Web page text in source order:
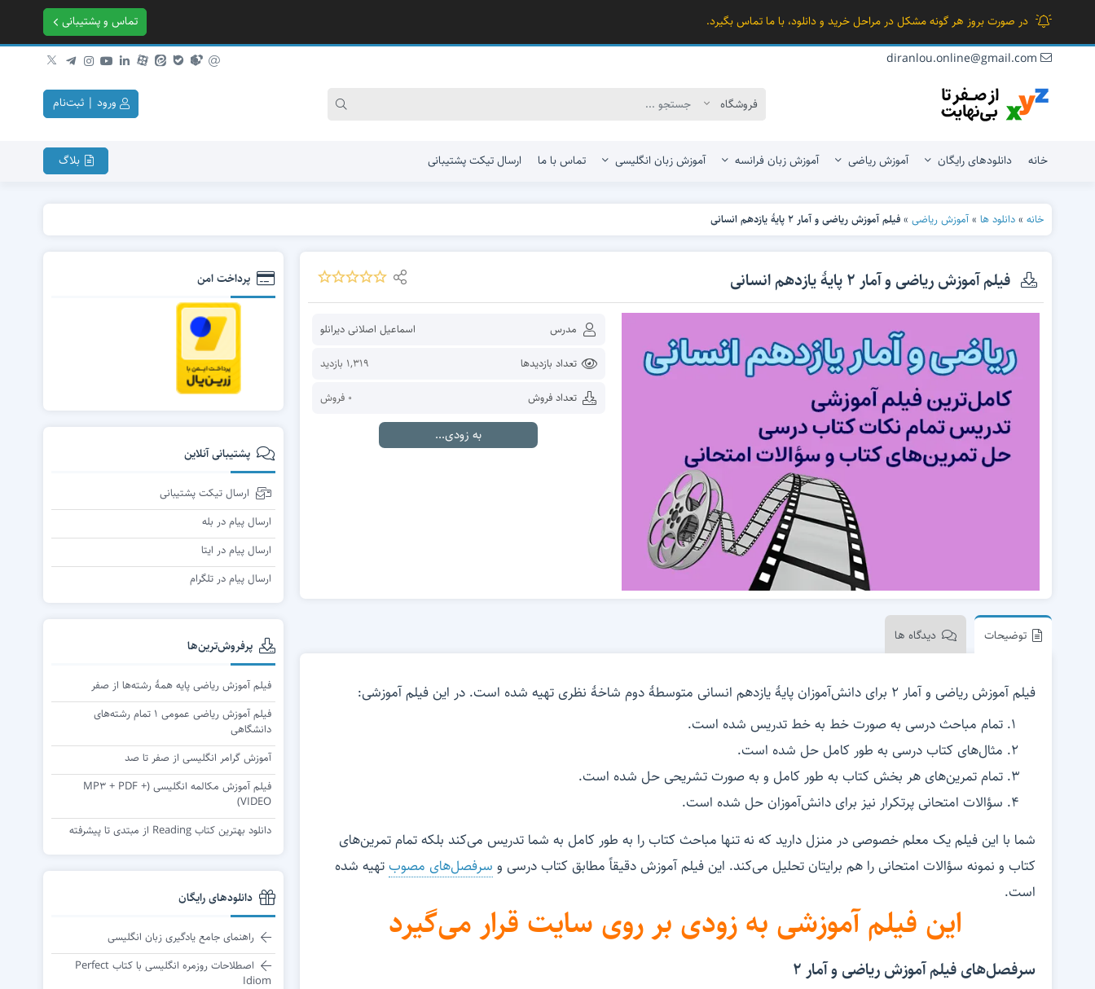
در صورت بروز هر گونه مشکل در مراحل خرید و دانلود، با ما تماس بگیرد. تماس و پشتیبانی
diranlou.online@gmail.com
ورود | ثبت‌نام
خانه دانلودهای رایگان آموزش ریاضی
ریاضی هفتم
ریاضی هشتم
ریاضی نهم
ریاضی فیزیک
علوم انسانی
هنرستان و کار و دانش
کنکور ریاضی – تجربی
کنکور فنی و حرفه‌ای و کار و دانش
ریاضی پایه همۀ رشته‌ها از صفر
ریاضی عمومی ۱
ریاضی عمومی ۲
معادلات دیفرانسیل معمولی
آمار و احتمال مهندسی
ریاضی مهندسی
ریاضی گسسته
فیلم آموزش ریاضی کنکور ارشد رشته‌های مهندسی،
اقتصاد، MBA، مدیریت و حسابداری
آموزش زبان فرانسه آموزش زبان انگلیسی تماس با ما ارسال تیکت پشتیبانی بلاگ
خانه »دانلود ها »آموزش ریاضی »فیلم آموزش ریاضی و آمار 2 پایۀ یازدهم انسانی
فیلم آموزش ریاضی و آمار 2 پایۀ یازدهم انسانی
مدرس اسماعیل اصلانی دیرانلو
تعداد بازدیدها 1,319 بازدید
تعداد فروش 0 فروش
به زودی...
توضیحات دیدگاه ها
فیلم آموزش ریاضی و آمار 2 برای دانش‌آموزان پایۀ یازدهم انسانی متوسطۀ دوم شاخۀ نظری تهیه شده است. در این فیلم آموزشی:
تمام مباحث درسی به صورت خط به خط تدریس شده است.
مثال‌های کتاب درسی به طور کامل حل شده است.
تمام تمرین‌های هر بخش کتاب به طور کامل و به صورت تشریحی حل شده است.
سؤالات امتحانی پرتکرار نیز برای دانش‌آموزان حل شده است.
شما با این فیلم یک معلم خصوصی در منزل دارید که نه تنها مباحث کتاب را به طور کامل به شما تدریس می‌کند بلکه تمام تمرین‌های
کتاب و نمونه سؤالات امتحانی را هم برایتان تحلیل می‌کند. این فیلم آموزش دقیقاً مطابق کتاب درسی و سرفصل‌های مصوبتهیه شده
است.
این فیلم آموزشی به زودی بر روی سایت قرار می‌گیرد
سرفصل‌های فیلم آموزش ریاضی و آمار 2
پرداخت امن
پشتیبانی آنلاین
ارسال تیکت پشتیبانی
ارسال پیام در بله
ارسال پیام در ایتا
ارسال پیام در تلگرام
پرفروش‌ترین‌ها
فیلم آموزش ریاضی پایه همۀ رشته‌ها از صفر
فیلم آموزش ریاضی عمومی ۱ تمام رشته‌های
دانشگاهی
آموزش گرامر انگلیسی از صفر تا صد
فیلم آموزش مکالمه انگلیسی (MP3 + PDF +
VIDEO)
دانلود بهترین کتاب Reading از مبتدی تا پیشرفته
دانلودهای رایگان
راهنمای جامع یادگیری زبان انگلیسی
اصطلاحات روزمره انگلیسی با کتاب Perfect
Idiom